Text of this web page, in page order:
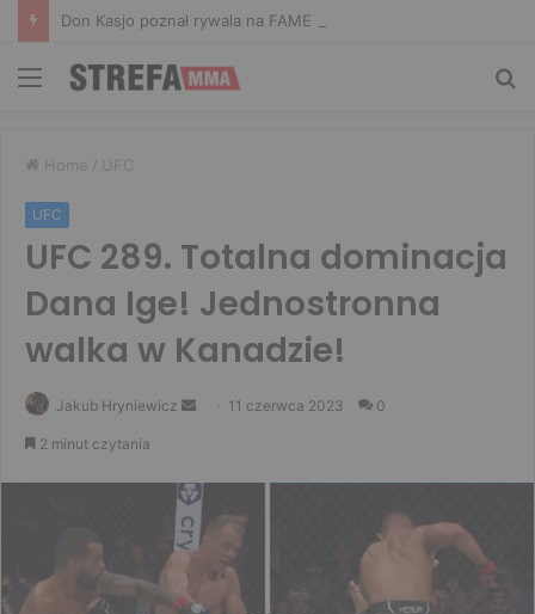
Menu
Home / UFC
UFC
UFC 289. Totalna dominacja
Dana Ige! Jednostronna
walka w Kanadzie!
Jakub Hryniewicz
Send 11 czerwca 2023 0
2 minut czytania